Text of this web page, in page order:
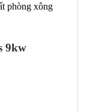
phòng xông
9kw